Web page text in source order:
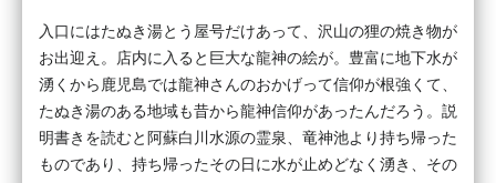
入口にはたぬき湯とう屋号だけあって、沢山の狸の焼き物が
お出迎え。店内に入ると巨大な龍神の絵が。豊富に地下水が
湧くから鹿児島では龍神さんのおかげって信仰が根強くて、
たぬき湯のある地域も昔から龍神信仰があったんだろう。説
明書きを読むと阿蘇白川水源の霊泉、竜神池より持ち帰った
ものであり、持ち帰ったその日に水が止めどなく湧き、その